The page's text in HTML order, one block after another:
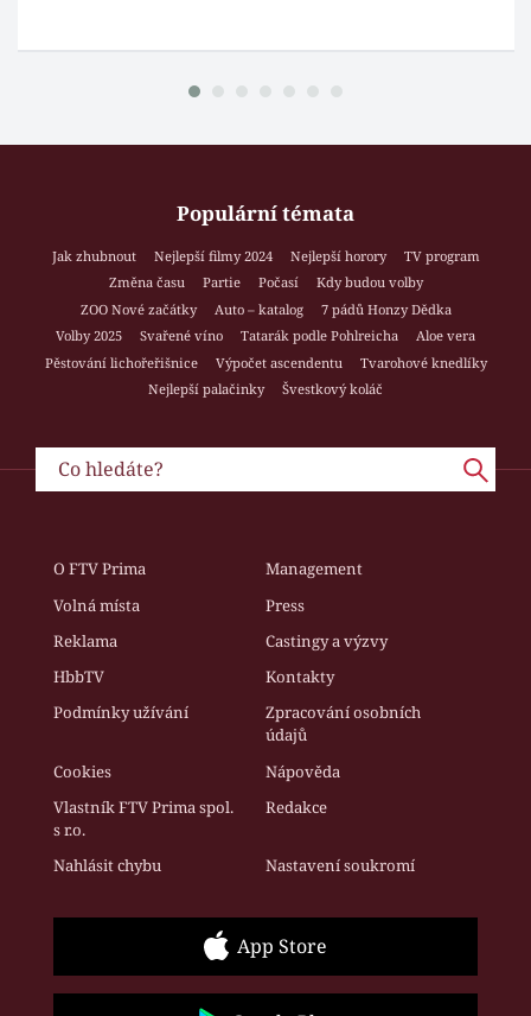
Populární témata
Jak zhubnout Nejlepší filmy 2024 Nejlepší horory
TV program
Změna času
Partie Počasí
Kdy budou volby
ZOO Nové začátky
Auto – katalog
7 pádů Honzy Dědka
Volby 2025
Svařené víno Tatarák podle Pohlreicha
Aloe vera
Pěstování lichořeřišnice
Výpočet ascendentu
Tvarohové knedlíky
Nejlepší palačinky
Švestkový koláč
O FTV Prima
Management
Volná místa
Press
Reklama
Castingy a výzvy
HbbTV
Kontakty
Podmínky užívání
Zpracování osobních
údajů
Cookies
Nápověda
Vlastník FTV Prima spol.
s r.o.
Redakce
Nahlásit chybu Nastavení soukromí
App Store